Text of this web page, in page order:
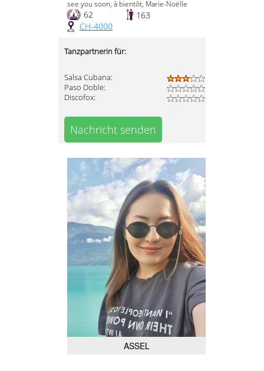
see you soon, à bientôt, Marie-Noëlle
62
163
CH-4000
Tanzpartnerin für:
Salsa Cubana:
Paso Doble:
Discofox:
Nachricht senden
ASSEL